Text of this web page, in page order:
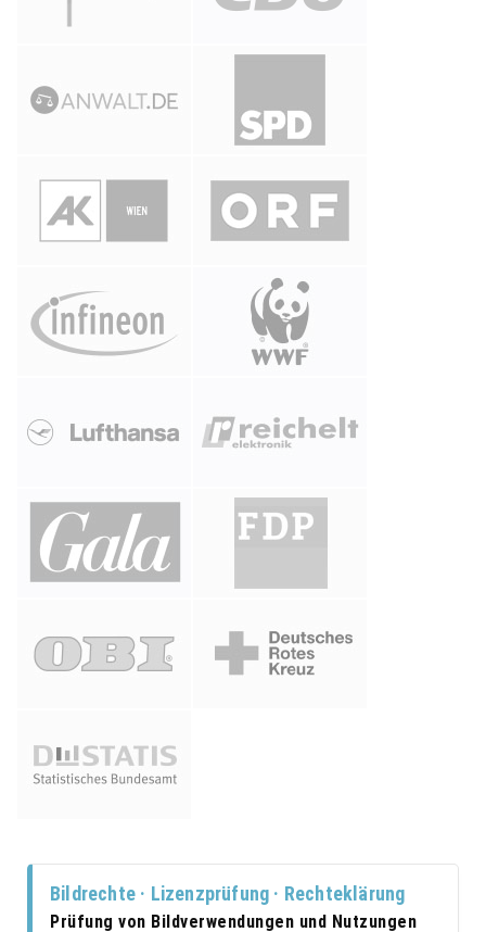
Bildrechte · Lizenzprüfung · Rechteklärung
Prüfung von Bildverwendungen und Nutzungen